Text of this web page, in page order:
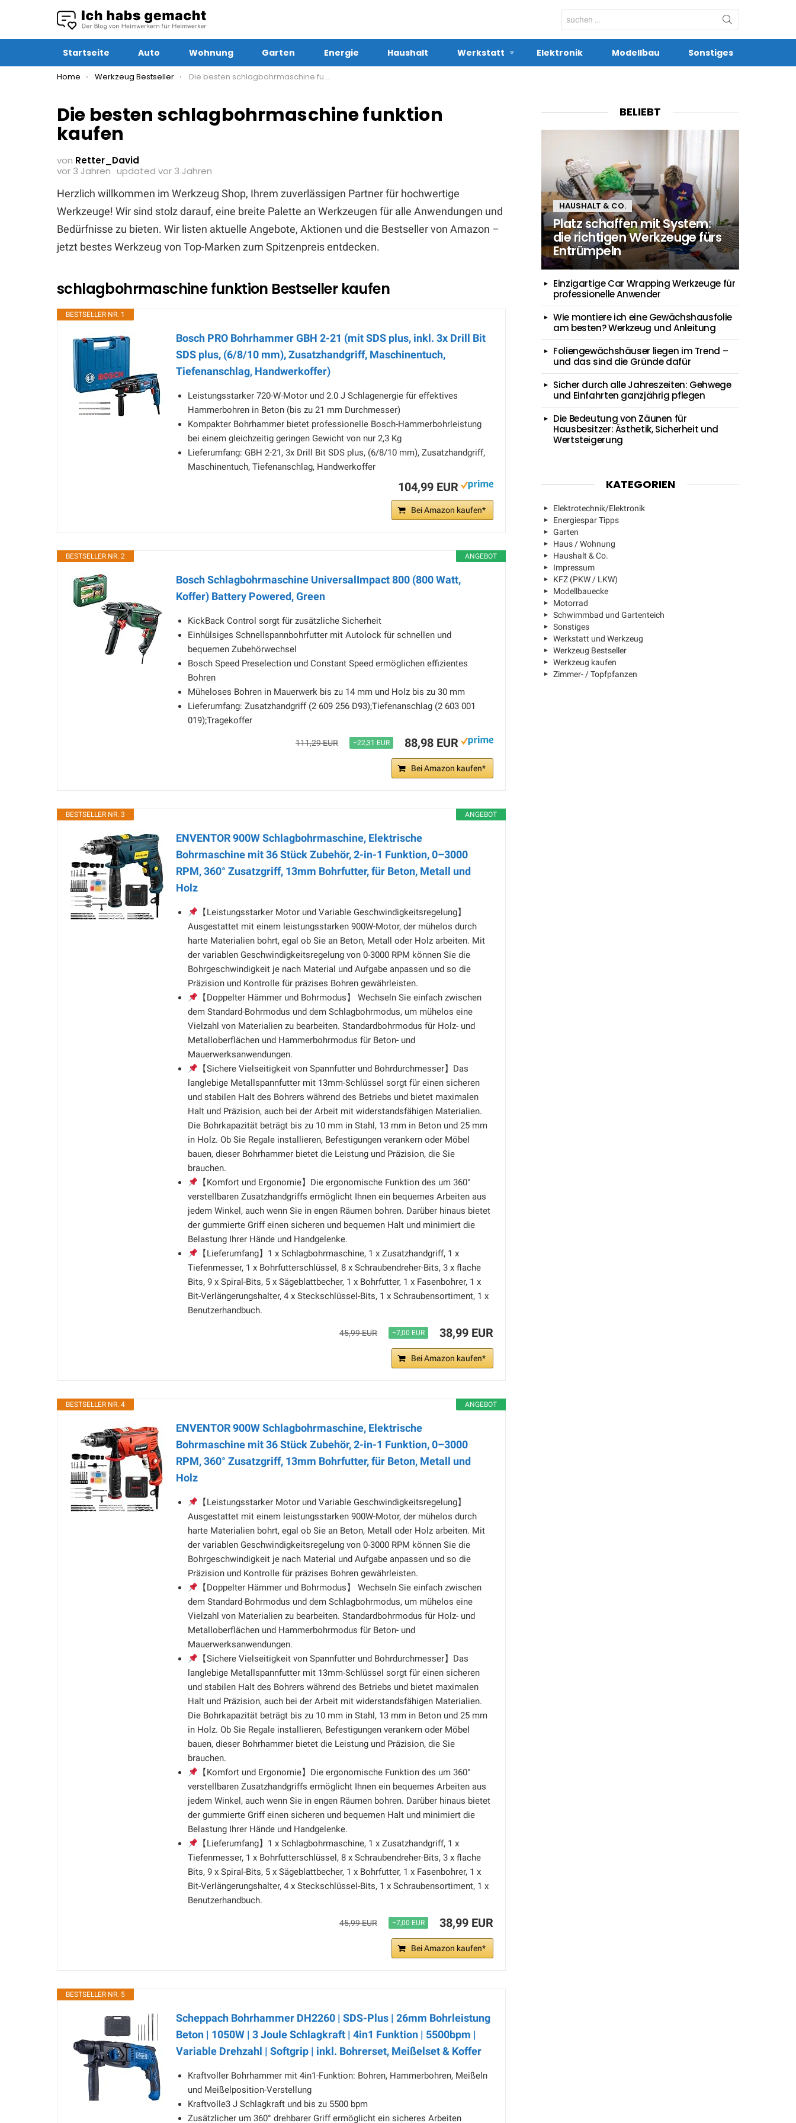
Search
for:
Startseite Auto Wohnung Garten Energie Haushalt Werkstatt Elektronik Modellbau Sonstiges
You are here:
Home Werkzeug Bestseller Die besten schlagbohrmaschine funktion kaufen
Die besten schlagbohrmaschine funktion
kaufen
von Retter_David
vor 3 Jahren updated vor 3 Jahren
Herzlich willkommen im Werkzeug Shop, Ihrem zuverlässigen Partner für hochwertige
Werkzeuge! Wir sind stolz darauf, eine breite Palette an Werkzeugen für alle Anwendungen und
Bedürfnisse zu bieten. Wir listen aktuelle Angebote, Aktionen und die Bestseller von Amazon –
jetzt bestes Werkzeug von Top-Marken zum Spitzenpreis entdecken.
schlagbohrmaschine funktion Bestseller kaufen
BESTSELLER NR. 1
Bosch PRO Bohrhammer GBH 2-21 (mit SDS plus, inkl. 3x Drill Bit
SDS plus, (6/8/10 mm), Zusatzhandgriff, Maschinentuch,
Tiefenanschlag, Handwerkoffer)
Leistungsstarker 720-W-Motor und 2.0 J Schlagenergie für effektives
Hammerbohren in Beton (bis zu 21 mm Durchmesser)
Kompakter Bohrhammer bietet professionelle Bosch-Hammerbohrleistung
bei einem gleichzeitig geringen Gewicht von nur 2,3 Kg
Lieferumfang: GBH 2-21, 3x Drill Bit SDS plus, (6/8/10 mm), Zusatzhandgriff,
Maschinentuch, Tiefenanschlag, Handwerkoffer
104,99 EUR
Bei Amazon kaufen*
ANGEBOT
BESTSELLER NR. 2
Bosch Schlagbohrmaschine UniversalImpact 800 (800 Watt,
Koffer) Battery Powered, Green
KickBack Control sorgt für zusätzliche Sicherheit
Einhülsiges Schnellspannbohrfutter mit Autolock für schnellen und
bequemen Zubehörwechsel
Bosch Speed Preselection und Constant Speed ermöglichen effizientes
Bohren
Müheloses Bohren in Mauerwerk bis zu 14 mm und Holz bis zu 30 mm
Lieferumfang: Zusatzhandgriff (2 609 256 D93);Tiefenanschlag (2 603 001
019);Tragekoffer
111,29 EUR −22,31 EUR 88,98 EUR
Bei Amazon kaufen*
ANGEBOT
BESTSELLER NR. 3
ENVENTOR 900W Schlagbohrmaschine, Elektrische
Bohrmaschine mit 36 ​​Stück Zubehör, 2-in-1 Funktion, 0–3000
RPM, 360° Zusatzgriff, 13mm Bohrfutter, für Beton, Metall und
Holz
【Leistungsstarker Motor und Variable Geschwindigkeitsregelung】
Ausgestattet mit einem leistungsstarken 900W-Motor, der mühelos durch
harte Materialien bohrt, egal ob Sie an Beton, Metall oder Holz arbeiten. Mit
der variablen Geschwindigkeitsregelung von 0-3000 RPM können Sie die
Bohrgeschwindigkeit je nach Material und Aufgabe anpassen und so die
Präzision und Kontrolle für präzises Bohren gewährleisten.
【Doppelter Hämmer und Bohrmodus】 Wechseln Sie einfach zwischen
dem Standard-Bohrmodus und dem Schlagbohrmodus, um mühelos eine
Vielzahl von Materialien zu bearbeiten. Standardbohrmodus für Holz- und
Metalloberflächen und Hammerbohrmodus für Beton- und
Mauerwerksanwendungen.
【Sichere Vielseitigkeit von Spannfutter und Bohrdurchmesser】Das
langlebige Metallspannfutter mit 13mm-Schlüssel sorgt für einen sicheren
und stabilen Halt des Bohrers während des Betriebs und bietet maximalen
Halt und Präzision, auch bei der Arbeit mit widerstandsfähigen Materialien.
Die Bohrkapazität beträgt bis zu 10 mm in Stahl, 13 mm in Beton und 25 mm
in Holz. Ob Sie Regale installieren, Befestigungen verankern oder Möbel
bauen, dieser Bohrhammer bietet die Leistung und Präzision, die Sie
brauchen.
【Komfort und Ergonomie】Die ergonomische Funktion des um 360°
verstellbaren Zusatzhandgriffs ermöglicht Ihnen ein bequemes Arbeiten aus
jedem Winkel, auch wenn Sie in engen Räumen bohren. Darüber hinaus bietet
der gummierte Griff einen sicheren und bequemen Halt und minimiert die
Belastung Ihrer Hände und Handgelenke.
【Lieferumfang】1 x Schlagbohrmaschine, 1 x Zusatzhandgriff, 1 x
Tiefenmesser, 1 x Bohrfutterschlüssel, 8 x Schraubendreher-Bits, 3 x flache
Bits, 9 x Spiral-Bits, 5 x Sägeblattbecher, 1 x Bohrfutter, 1 x Fasenbohrer, 1 x
Bit-Verlängerungshalter, 4 x Steckschlüssel-Bits, 1 x Schraubensortiment, 1 x
Benutzerhandbuch.
45,99 EUR −7,00 EUR 38,99 EUR
Bei Amazon kaufen*
ANGEBOT
BESTSELLER NR. 4
ENVENTOR 900W Schlagbohrmaschine, Elektrische
Bohrmaschine mit 36 ​​Stück Zubehör, 2-in-1 Funktion, 0–3000
RPM, 360° Zusatzgriff, 13mm Bohrfutter, für Beton, Metall und
Holz
【Leistungsstarker Motor und Variable Geschwindigkeitsregelung】
Ausgestattet mit einem leistungsstarken 900W-Motor, der mühelos durch
harte Materialien bohrt, egal ob Sie an Beton, Metall oder Holz arbeiten. Mit
der variablen Geschwindigkeitsregelung von 0-3000 RPM können Sie die
Bohrgeschwindigkeit je nach Material und Aufgabe anpassen und so die
Präzision und Kontrolle für präzises Bohren gewährleisten.
【Doppelter Hämmer und Bohrmodus】 Wechseln Sie einfach zwischen
dem Standard-Bohrmodus und dem Schlagbohrmodus, um mühelos eine
Vielzahl von Materialien zu bearbeiten. Standardbohrmodus für Holz- und
Metalloberflächen und Hammerbohrmodus für Beton- und
Mauerwerksanwendungen.
【Sichere Vielseitigkeit von Spannfutter und Bohrdurchmesser】Das
langlebige Metallspannfutter mit 13mm-Schlüssel sorgt für einen sicheren
und stabilen Halt des Bohrers während des Betriebs und bietet maximalen
Halt und Präzision, auch bei der Arbeit mit widerstandsfähigen Materialien.
Die Bohrkapazität beträgt bis zu 10 mm in Stahl, 13 mm in Beton und 25 mm
in Holz. Ob Sie Regale installieren, Befestigungen verankern oder Möbel
bauen, dieser Bohrhammer bietet die Leistung und Präzision, die Sie
brauchen.
【Komfort und Ergonomie】Die ergonomische Funktion des um 360°
verstellbaren Zusatzhandgriffs ermöglicht Ihnen ein bequemes Arbeiten aus
jedem Winkel, auch wenn Sie in engen Räumen bohren. Darüber hinaus bietet
der gummierte Griff einen sicheren und bequemen Halt und minimiert die
Belastung Ihrer Hände und Handgelenke.
【Lieferumfang】1 x Schlagbohrmaschine, 1 x Zusatzhandgriff, 1 x
Tiefenmesser, 1 x Bohrfutterschlüssel, 8 x Schraubendreher-Bits, 3 x flache
Bits, 9 x Spiral-Bits, 5 x Sägeblattbecher, 1 x Bohrfutter, 1 x Fasenbohrer, 1 x
Bit-Verlängerungshalter, 4 x Steckschlüssel-Bits, 1 x Schraubensortiment, 1 x
Benutzerhandbuch.
45,99 EUR −7,00 EUR 38,99 EUR
Bei Amazon kaufen*
BESTSELLER NR. 5
Scheppach Bohrhammer DH2260 | SDS-Plus | 26mm Bohrleistung
Beton | 1050W | 3 Joule Schlagkraft | 4in1 Funktion | 5500bpm |
Variable Drehzahl | Softgrip | inkl. Bohrerset, Meißelset & Koffer
Kraftvoller Bohrhammer mit 4in1-Funktion: Bohren, Hammerbohren, Meißeln
und Meißelposition-Verstellung
Kraftvolle3 J Schlagkraft und bis zu 5500 bpm
Zusätzlicher um 360° drehbarer Griff ermöglicht ein sicheres Arbeiten
BELIEBT
HAUSHALT & CO.
Platz schaffen mit System:
die richtigen Werkzeuge fürs
Entrümpeln
Einzigartige Car Wrapping Werkzeuge für
professionelle Anwender
Wie montiere ich eine Gewächshausfolie
am besten? Werkzeug und Anleitung
Foliengewächshäuser liegen im Trend –
und das sind die Gründe dafür
Sicher durch alle Jahreszeiten: Gehwege
und Einfahrten ganzjährig pflegen
Die Bedeutung von Zäunen für
Hausbesitzer: Ästhetik, Sicherheit und
Wertsteigerung
KATEGORIEN
Elektrotechnik/Elektronik
Energiespar Tipps
Garten
Haus / Wohnung
Haushalt & Co.
Impressum
KFZ (PKW / LKW)
Modellbauecke
Motorrad
Schwimmbad und Gartenteich
Sonstiges
Werkstatt und Werkzeug
Werkzeug Bestseller
Werkzeug kaufen
Zimmer- / Topfpfanzen